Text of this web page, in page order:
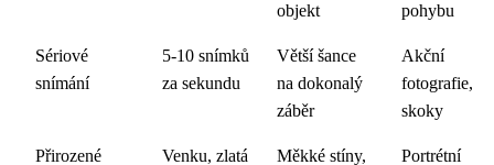
objekt
pohybu
Sériové
snímání
5-10 snímků
za sekundu
Větší šance
na dokonalý
záběr
Akční
fotografie,
skoky
Přirozené Venku, zlatá Měkké stíny, Portrétní